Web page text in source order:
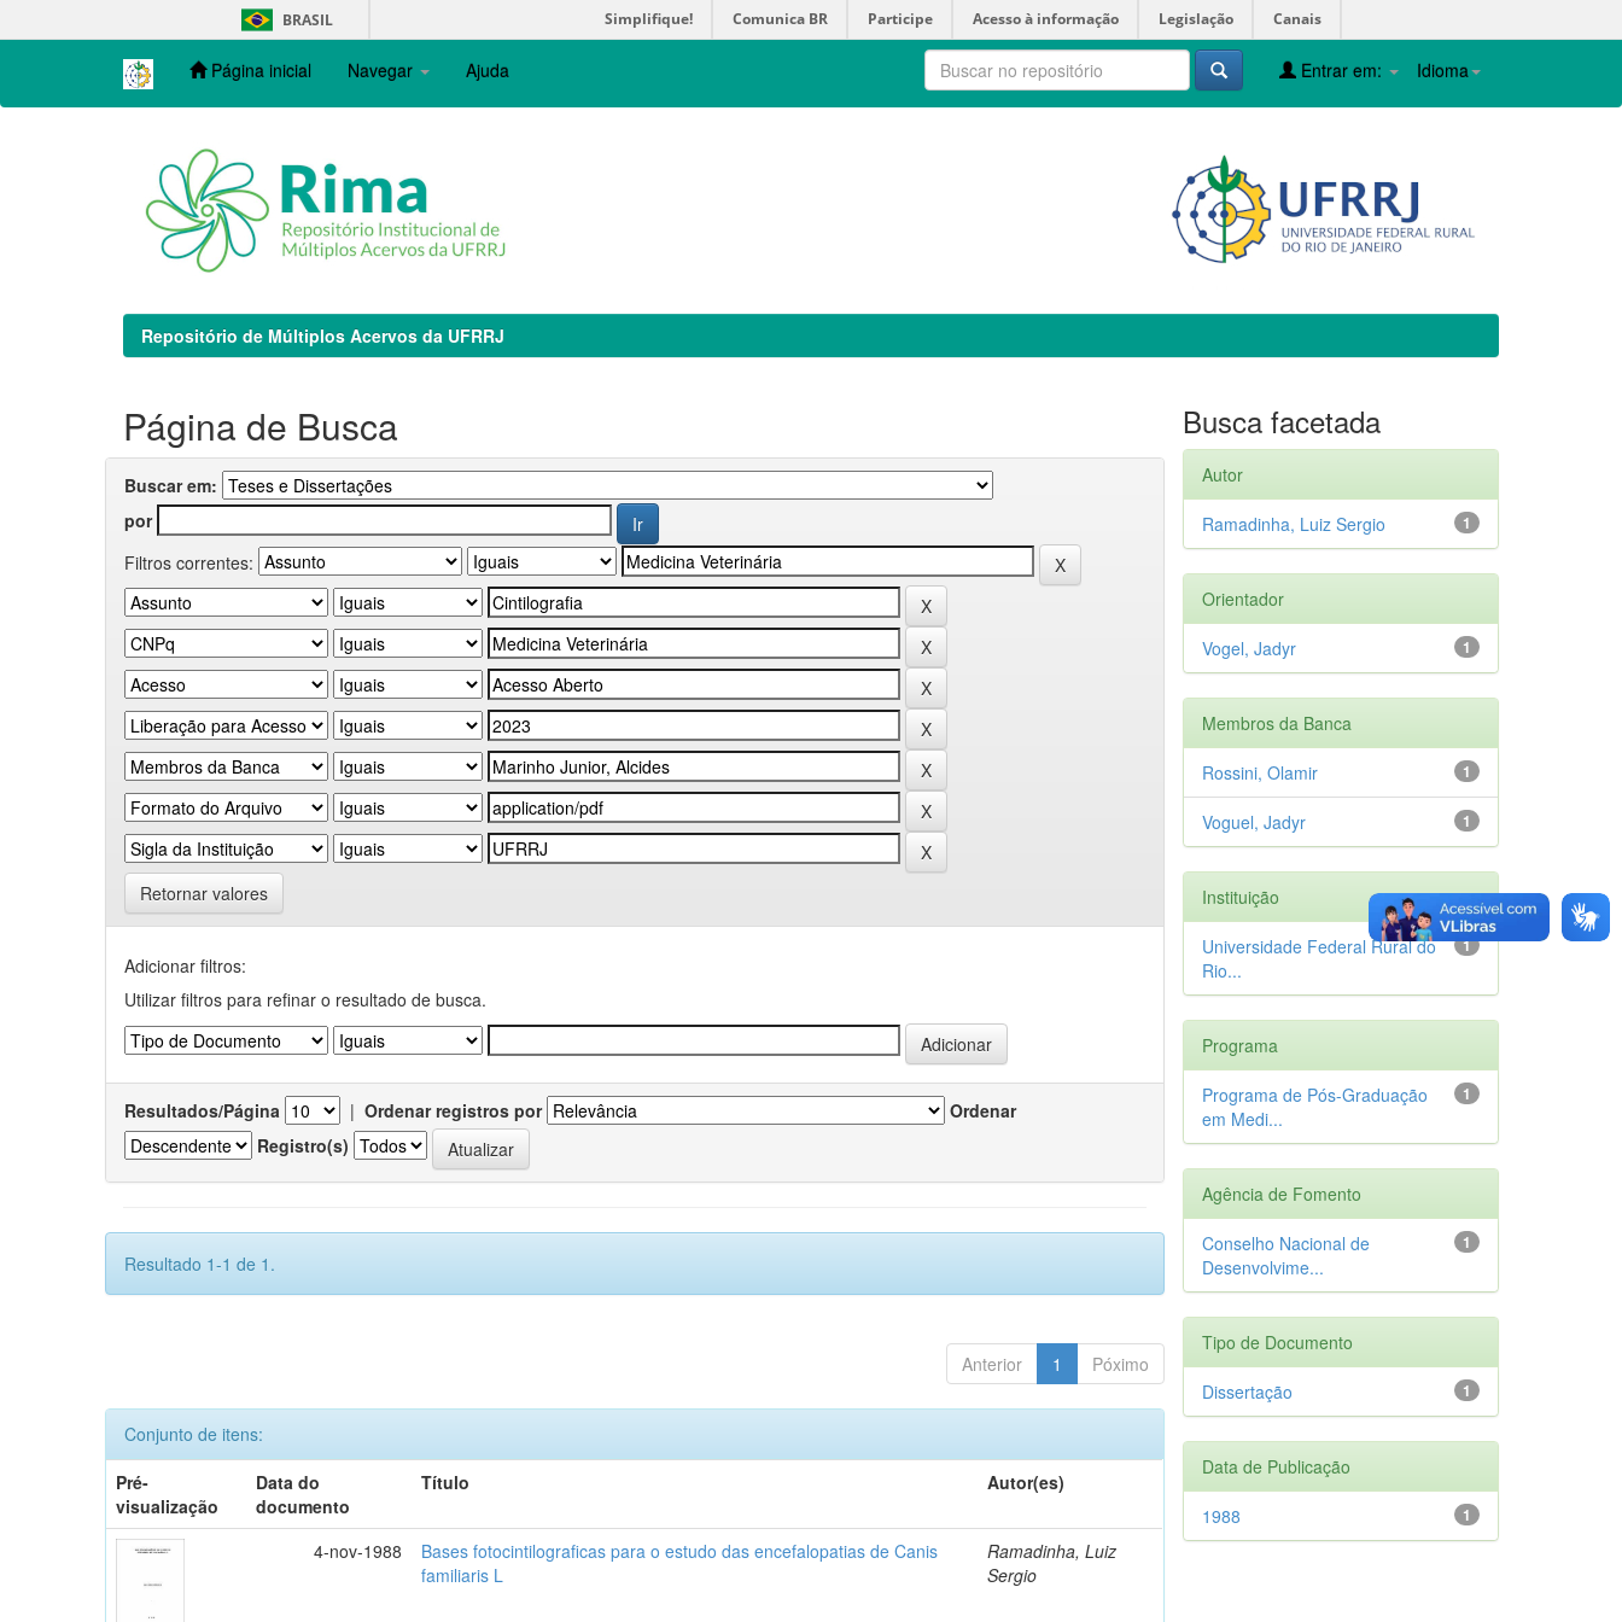
navigation
BRASIL Simplifique! Comunica BR Participe Acesso à informação Legislação Canais
Página inicial Navegar Ajuda Idioma
Entrar em:
Repositório de Múltiplos Acervos da UFRRJ
Página de Busca
Buscar em:
por
Filtros correntes:
Retornar valores
Adicionar filtros:
Utilizar filtros para refinar o resultado de busca.
Resultados/Página | Ordenar registros por
Ordenar
Registro(s)
Resultado 1-1 de 1.
Anterior 1 Póximo
Conjunto de itens:
Pré-
visualização
Data do
documento
Título Autor(es)
4-nov-1988
Bases fotocintilograficas para o estudo das encefalopatias de Canis
familiaris L
Ramadinha, Luiz
Sergio
Busca facetada
Autor
1
Ramadinha, Luiz Sergio
Orientador
1
Vogel, Jadyr
Membros da Banca
1
Rossini, Olamir
1
Voguel, Jadyr
Instituição
1
Universidade Federal Rural do
Rio...
Programa
1
Programa de Pós-Graduação
em Medi...
Agência de Fomento
1
Conselho Nacional de
Desenvolvime...
Tipo de Documento
1
Dissertação
Data de Publicação
1
1988